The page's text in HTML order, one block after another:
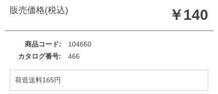
販売価格(税込) ￥140
商品コード
104660
カタログ番号
466
荷造送料165円